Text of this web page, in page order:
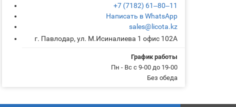
+7 (7182) 61‒80‒11
Написать в WhatsApp
sales@licota.kz
г. Павлодар, ул. М.Исиналиева 1 офис 102А
График работы
Пн - Вс с 9-00 до 19-00
Без обеда